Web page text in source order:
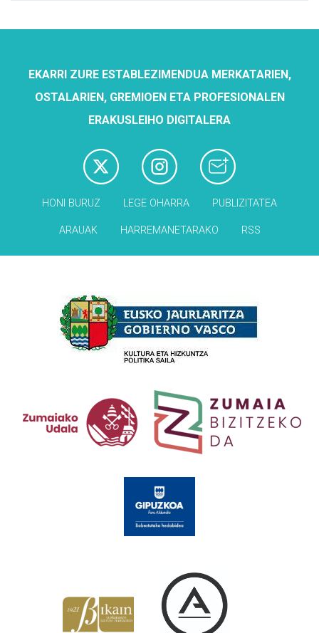
EKARRI ZURE ESTABLEZIMENDUA MERKATARIEN,
OSTALARIEN, GREMIOEN ETA PROFESIONALEN
ERAKUSLEIHO DIGITALERA
HONI BURUZ LEGE OHARRA PUBLIZITATEA
ARAUAK HARREMANETARAKO RSS